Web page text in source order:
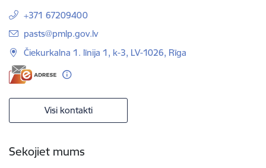
+371 67209400
E-pasts:
pasts@pmlp.gov.lv
Čiekurkalna 1. līnija 1, k-3, LV-1026, Rīga
Visi kontakti
Sekojiet mums